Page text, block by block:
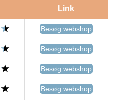
Link
Besøg webshop
Besøg webshop
Besøg webshop
Besøg webshop